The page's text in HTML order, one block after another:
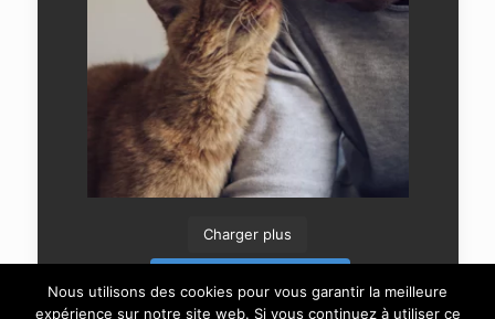
Charger plus
Nous utilisons des cookies pour vous garantir la meilleure
expérience sur notre site web. Si vous continuez à utiliser ce